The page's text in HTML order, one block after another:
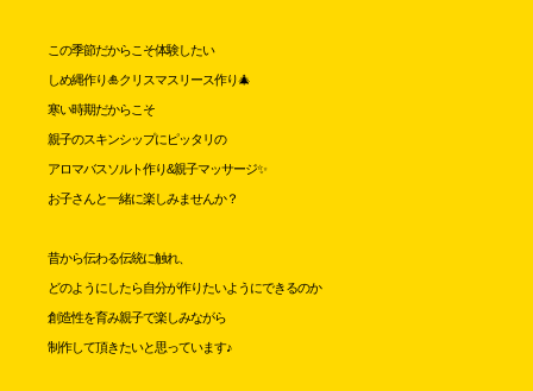
この季節だからこそ体験したい
しめ縄作り🎍クリスマスリース作り🎄
寒い時期だからこそ
親子のスキンシップにピッタリの
アロマバスソルト作り&親子マッサージ✨
お子さんと一緒に楽しみませんか？
昔から伝わる伝統に触れ、
どのようにしたら自分が作りたいようにできるのか
創造性を育み親子で楽しみながら
制作して頂きたいと思っています♪